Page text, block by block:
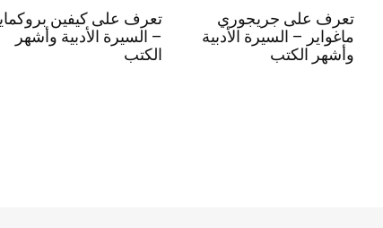
تعرف على جريجوري
ماغواير – السيرة الأدبية
وأشهر الكتب
تعرف على كيفين
– السيرة الأدبية وأشهر
الكتب